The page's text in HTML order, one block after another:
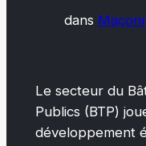
dans
Le secteur du
Publics (BTP)
développement